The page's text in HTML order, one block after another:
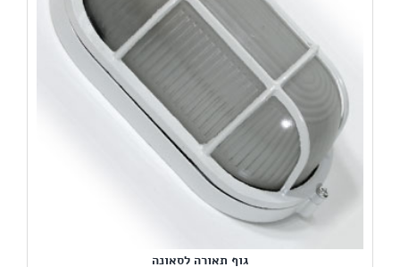
גוף תאורה לסאונה